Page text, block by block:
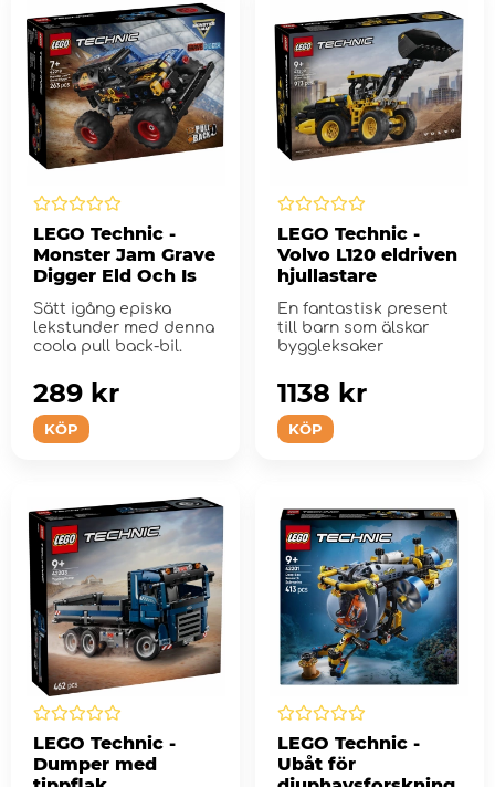
LEGO Technic -
Monster Jam Grave
Digger Eld Och Is
Sätt igång episka
lekstunder med denna
coola pull back-bil.
KÖP
289 kr
LEGO Technic -
Volvo L120 eldriven
hjullastare
En fantastisk present
till barn som älskar
byggleksaker
KÖP
1138 kr
LEGO Technic -
Dumper med
LEGO Technic -
Ubåt för